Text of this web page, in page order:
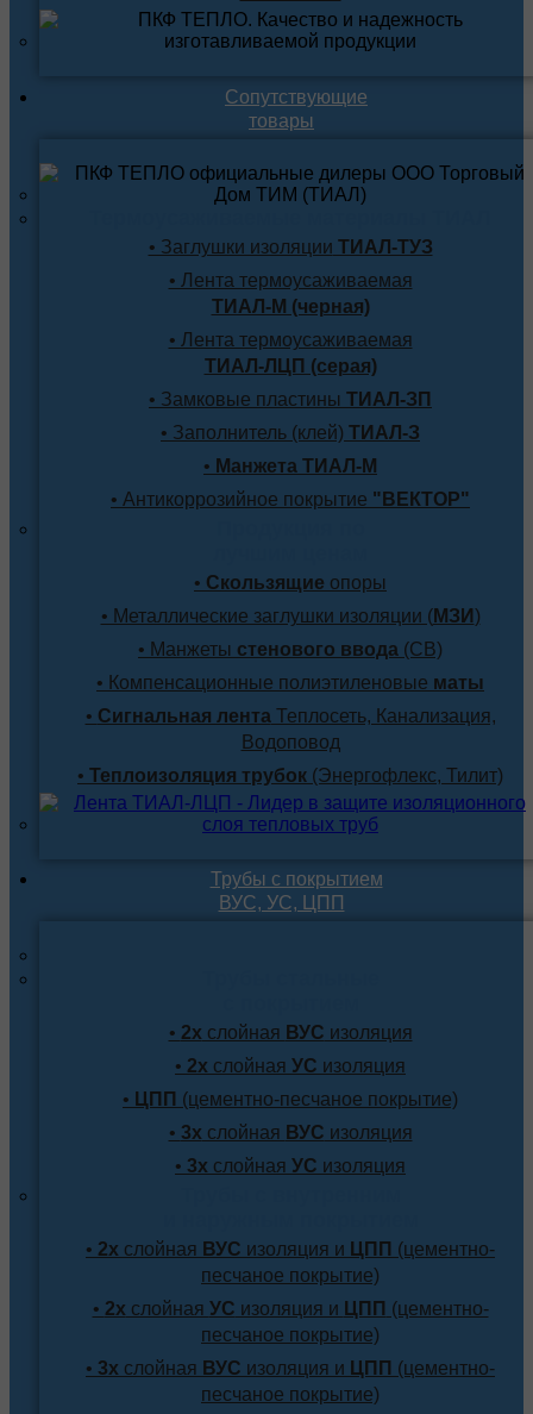
Сопутствующие
товары
• Заглушки изоляции ТИАЛ-ТУЗ
• Лента термоусаживаемая
ТИАЛ-М (черная)
• Лента термоусаживаемая
ТИАЛ-ЛЦП (серая)
• Замковые пластины ТИАЛ-ЗП
• Заполнитель (клей) ТИАЛ-З
• Манжета ТИАЛ-М
• Антикоррозийное покрытие "ВЕКТОР"
• Скользящие опоры
• Металлические заглушки изоляции (МЗИ )
• Манжеты стенового ввода (СВ)
• Компенсационные полиэтиленовые маты
• Сигнальная лентаТеплосеть, Канализация,
Водоповод
• Теплоизоляция трубок (Энергофлекс, Тилит)
Трубы с покрытием
ВУС, УС, ЦПП
• 2х слойная ВУС изоляция
• 2х слойная УС изоляция
• ЦПП (цементно-песчаное покрытие)
• 3х слойная ВУС изоляция
• 3х слойная УС изоляция
• 2х слойная ВУС изоляция и ЦПП (цементно-
песчаное покрытие)
• 2х слойная УС изоляция и ЦПП (цементно-
песчаное покрытие)
• 3х слойная ВУС изоляция и ЦПП (цементно-
песчаное покрытие)